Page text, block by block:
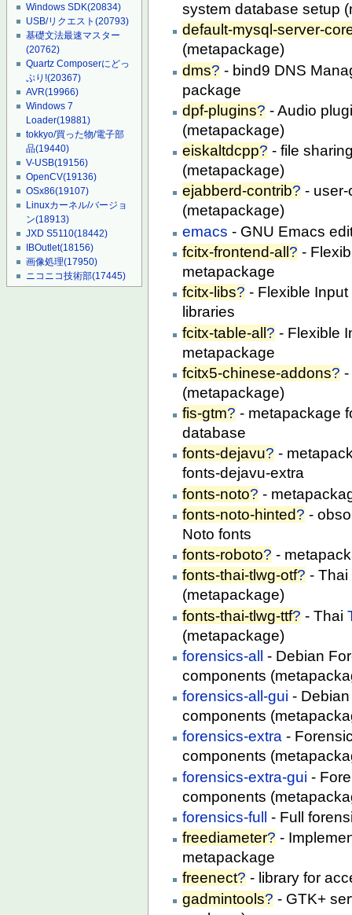
Windows SDK(20834)
USB/リクエスト(20793)
基礎文法最速マスター
(20762)
Quartz Composerにどっ
ぷり!(20367)
AVR(19966)
Windows 7
Loader(19881)
tokkyo/買った物/電子部
品(19440)
V-USB(19156)
OpenCV(19136)
OSx86(19107)
Linuxカーネル/バージョ
ン(18913)
JXD S5110(18442)
IBOutlet(18156)
画像処理(17950)
ニコニコ技術部(17445)
system database setup
default-mysql-server-
(metapackage)
dms? - bind9 DNS
package
dpf-plugins? - Audio
(metapackage)
eiskaltdcpp? - file
(metapackage)
ejabberd-contrib? -
(metapackage)
emacs - GNU Emacs
fcitx-frontend-all ? -
metapackage
fcitx-libs? - Flexible
libraries
fcitx-table-all? - Flexible
metapackage
fcitx5-chinese-addons? -
(metapackage)
fis-gtm? - metapackage
database
fonts-dejavu? -
fonts-dejavu-extra
fonts-noto? -
fonts-noto-hinted? -
Noto fonts
fonts-roboto? -
fonts-thai-tlwg-otf? - Thai
(metapackage)
fonts-thai-tlwg-ttf? - Thai
(metapackage)
forensics-all
- Debian
components
forensics-all-gui -
components
forensics-extra -
components
forensics-extra-gui -
components
forensics-full
- Full
freediameter? -
metapackage
freenect? - library for
gadmintools? - GTK+